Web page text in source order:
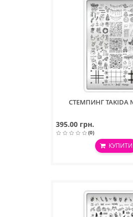
СТЕМПИНГ TAKIDA
395.00 грн.
(0)
КУПИТИ